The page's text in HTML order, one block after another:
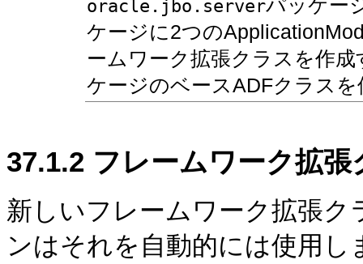
oracle.jbo.serverパッケー
ケージに2つの
ームワーク拡張クラスを作
ケージのベースADFクラス
37.1.2 フレームワーク拡
新しいフレームワーク拡張
ンはそれを自動的には使用